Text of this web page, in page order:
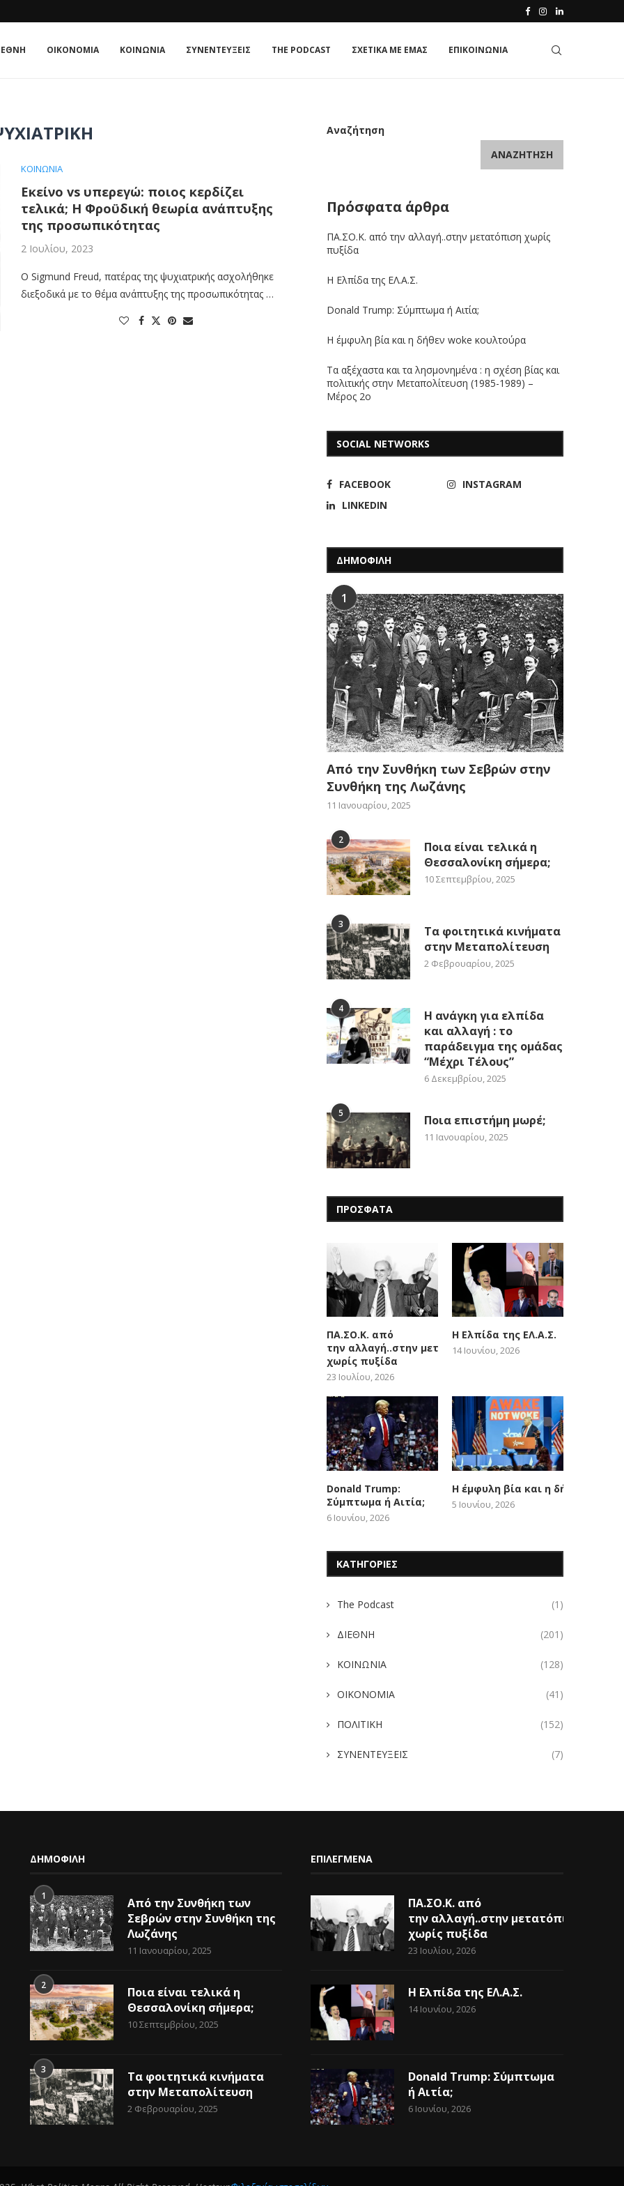
ΟΙΚΟΝΟΜΙΑ ΚΟΙΝΩΝΙΑ ΣΥΝΕΝΤΕΥΞΕΙΣ THE PODCAST ΣΧΕΤΙΚΑ ΜΕ ΕΜΑΣ ΕΠΙΚΟΙΝΩΝΙΑ
ΚΟΙΝΩΝΙΑ
Εκείνο vs υπερεγώ: ποιoς κερδίζει
τελικά; Η Φροϋδική θεωρία ανάπτυξης
της προσωπικότητας
2 Ιουλίου, 2023
Ο Sigmund Freud, πατέρας της ψυχιατρικής ασχολήθηκε
διεξοδικά με το θέμα ανάπτυξης της προσωπικότητας …
Αναζήτηση
ΑΝΑΖΉΤΗΣΗ
Πρόσφατα άρθρα
ΠΑ.ΣΟ.Κ. από την αλλαγή..στην μετατόπιση χωρίς
πυξίδα
Η Ελπίδα της ΕΛ.Α.Σ.
Donald Trump: Σύμπτωμα ή Αιτία;
Η έμφυλη βία και η δήθεν woke κουλτούρα
Τα αξέχαστα και τα λησμονημένα : η σχέση βίας και
πολιτικής στην Μεταπολίτευση (1985-1989) –
Μέρος 2ο
SOCIAL NETWORKS
FACEBOOK
INSTAGRAM
LINKEDIN
ΔΗΜΟΦΙΛΗ
1
Από την Συνθήκη των Σεβρών στην
Συνθήκη της Λωζάνης
11 Ιανουαρίου, 2025
2
Ποια είναι τελικά η
Θεσσαλονίκη σήμερα;
10 Σεπτεμβρίου, 2025
3
Τα φοιτητικά κινήματα
στην Μεταπολίτευση
2 Φεβρουαρίου, 2025
4
Η ανάγκη για ελπίδα
και αλλαγή : το
παράδειγμα της ομάδας
“Μέχρι Τέλους”
6 Δεκεμβρίου, 2025
5 Ποια επιστήμη μωρέ;
11 Ιανουαρίου, 2025
ΠΡΟΣΦΑΤΑ
ΠΑ.ΣΟ.Κ. από
την αλλαγή..στην μετατόπιση
χωρίς πυξίδα
23 Ιουλίου, 2026
Η Ελπίδα της ΕΛ.Α.Σ.
14 Ιουνίου, 2026
Donald Trump:
Σύμπτωμα ή Αιτία;
6 Ιουνίου, 2026
Η έμφυλη βία και η δήθεν woke
5 Ιουνίου, 2026
ΚΑΤΗΓΟΡΙΕΣ
The Podcast (1)
ΔΙΕΘΝΗ (201)
ΚΟΙΝΩΝΙΑ (128)
ΟΙΚΟΝΟΜΙΑ (41)
ΠΟΛΙΤΙΚΗ (152)
ΣΥΝΕΝΤΕΥΞΕΙΣ (7)
ΔΗΜΟΦΙΛΗ
1
Από την Συνθήκη των
Σεβρών στην Συνθήκη της
Λωζάνης
11 Ιανουαρίου, 2025
2
Ποια είναι τελικά η
Θεσσαλονίκη σήμερα;
10 Σεπτεμβρίου, 2025
3
Τα φοιτητικά κινήματα
στην Μεταπολίτευση
2 Φεβρουαρίου, 2025
ΕΠΙΛΕΓΜΕΝΑ
ΠΑ.ΣΟ.Κ. από
την αλλαγή..στην μετατόπιση
χωρίς πυξίδα
23 Ιουλίου, 2026
Η Ελπίδα της ΕΛ.Α.Σ.
14 Ιουνίου, 2026
Donald Trump: Σύμπτωμα
ή Αιτία;
6 Ιουνίου, 2026